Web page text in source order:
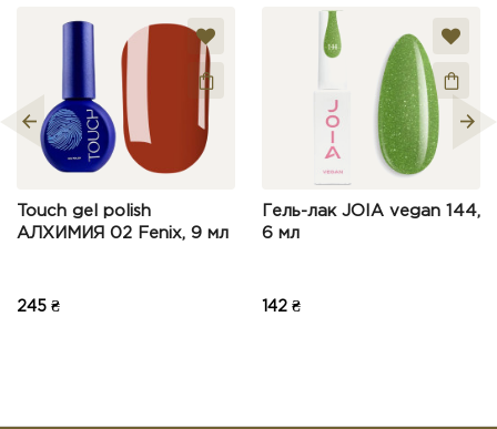
Примечание:
HTML разметка не поддерживается!
Используйте обычный текст.
Оценка:Плохо Хорошо
Продолжить
Touch gel polish
АЛХИМИЯ 02 Fenix, 9 мл
245 ₴
Гель-лак JOIA vegan 144,
6 мл
142 ₴